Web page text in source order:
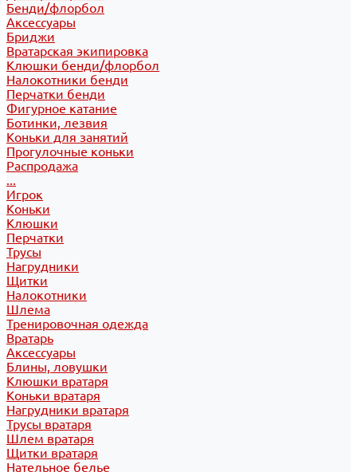
Бенди/флорбол
Аксессуары
Бриджи
Вратарская экипировка
Клюшки бенди/флорбол
Налокотники бенди
Перчатки бенди
Фигурное катание
Ботинки, лезвия
Коньки для занятий
Прогулочные коньки
Распродажа
...
Игрок
Коньки
Клюшки
Перчатки
Трусы
Нагрудники
Щитки
Налокотники
Шлема
Тренировочная одежда
Вратарь
Аксессуары
Блины, ловушки
Клюшки вратаря
Коньки вратаря
Нагрудники вратаря
Трусы вратаря
Шлем вратаря
Щитки вратаря
Нательное белье